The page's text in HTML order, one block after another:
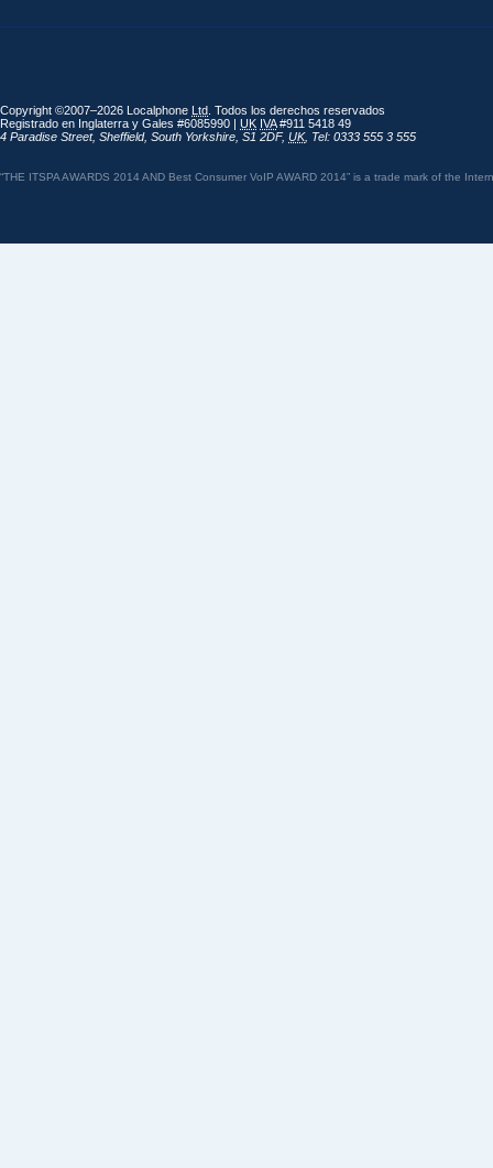
Copyright ©2007–2026 Localphone Ltd . Todos los derechos reservados
Registrado en Inglaterra y Gales #6085990 | UK IVA#911 5418 49
4 Paradise Street, Sheffield, South Yorkshire S1 2DF, UK, Tel: 0333 555 3 555
“THE ITSPA AWARDS 2014 AND Best Consumer VoIP AWARD 2014” is a trade mark of the